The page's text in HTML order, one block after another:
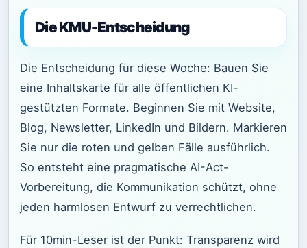
Die KMU-Entscheidung
Die Entscheidung für diese Woche: Bauen Sie
eine Inhaltskarte für alle öffentlichen KI-
gestützten Formate. Beginnen Sie mit Website,
Blog, Newsletter, LinkedIn und Bildern. Markieren
Sie nur die roten und gelben Fälle ausführlich.
So entsteht eine pragmatische AI-Act-
Vorbereitung, die Kommunikation schützt, ohne
jeden harmlosen Entwurf zu verrechtlichen.
Für 10min-Leser ist der Punkt: Transparenz wird